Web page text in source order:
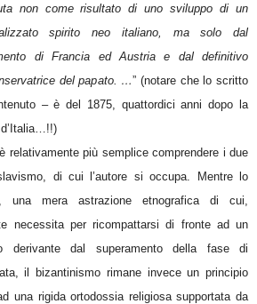
non come risultato di uno sviluppo di un
spirito neo italiano, ma solo dal
di Francia ed Austria e dal definitivo
del papato. …” (notare che lo scritto
– è del 1875, quattordici anni dopo la
relativamente più semplice comprendere i due
di cui l’autore si occupa. Mentre lo
mera astrazione etnografica di cui,
necessita per ricompattarsi di fronte ad un
derivante dal superamento della fase di
il bizantinismo rimane invece un principio
una rigida ortodossia religiosa supportata da